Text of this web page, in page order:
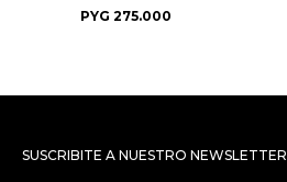
PYG 275.000
SUSCRIBITE A NUESTRO NEWSLETTER